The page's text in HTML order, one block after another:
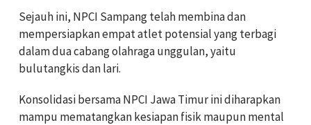
Sejauh ini, NPCI Sampang telah membina dan
mempersiapkan empat atlet potensial yang terbagi
dalam dua cabang olahraga unggulan, yaitu
bulutangkis dan lari.
Konsolidasi bersama NPCI Jawa Timur ini diharapkan
mampu mematangkan kesiapan fisik maupun mental